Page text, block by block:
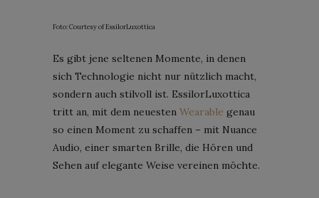
Foto: Courtesy of EssilorLuxottica
Es gibt jene seltenen Momente, in denen
sich Technologie nicht nur nützlich macht,
sondern auch stilvoll ist. EssilorLuxottica
tritt an, mit dem neuesten Wearable genau
so einen Moment zu schaffen – mit Nuance
Audio, einer smarten Brille, die Hören und
Sehen auf elegante Weise vereinen möchte.